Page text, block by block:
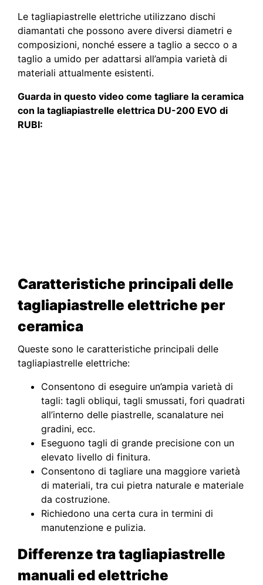
Le tagliapiastrelle elettriche utilizzano dischi
diamantati che possono avere diversi diametri e
composizioni, nonché essere a taglio a secco o a
taglio a umido per adattarsi all’ampia varietà di
materiali attualmente esistenti.
Guarda in questo video come tagliare la ceramica
con la tagliapiastrelle elettrica DU-200 EVO di
RUBI:
Caratteristiche principali delle
tagliapiastrelle elettriche per
ceramica
Queste sono le caratteristiche principali delle
tagliapiastrelle elettriche:
Consentono di eseguire un’ampia varietà di
tagli: tagli obliqui, tagli smussati, fori quadrati
all’interno delle piastrelle, scanalature nei
gradini, ecc.
Eseguono tagli di grande precisione con un
elevato livello di finitura.
Consentono di tagliare una maggiore varietà
di materiali, tra cui pietra naturale e materiale
da costruzione.
Richiedono una certa cura in termini di
manutenzione e pulizia.
Differenze tratagliapiastrelle
manuali ed elettriche